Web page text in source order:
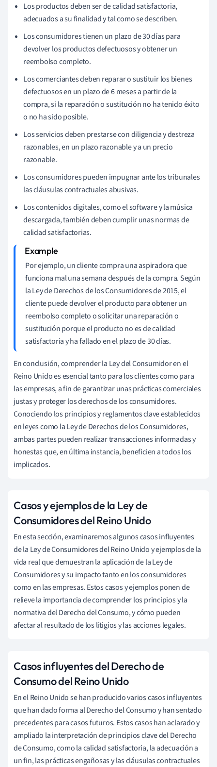
Los productos deben ser de calidad satisfactoria,
adecuados a su finalidad y tal como se describen.
Los consumidores tienen un plazo de 30 días para
devolver los productos defectuosos y obtener un
reembolso completo.
Los comerciantes deben reparar o sustituir los bienes
defectuosos en un plazo de 6 meses a partir de la
compra, si la reparación o sustitución no ha tenido éxito
o no ha sido posible.
Los servicios deben prestarse con diligencia y destreza
razonables, en un plazo razonable y a un precio
razonable.
Los consumidores pueden impugnar ante los tribunales
las cláusulas contractuales abusivas.
Los contenidos digitales, como el software y la música
descargada, también deben cumplir unas normas de
calidad satisfactorias.
Por ejemplo, un cliente compra una aspiradora que
funciona mal una semana después de la compra. Según
la Ley de Derechos de los Consumidores de 2015, el
cliente puede devolver el producto para obtener un
reembolso completo o solicitar una reparación o
sustitución porque el producto no es de calidad
satisfactoria y ha fallado en el plazo de 30 días.
En conclusión, comprender la Ley del Consumidor en el
Reino Unido es esencial tanto para los clientes como para
las empresas, a fin de garantizar unas prácticas comerciales
justas y proteger los derechos de los consumidores.
Conociendo los principios y reglamentos clave establecidos
en leyes como la Ley de Derechos de los Consumidores,
ambas partes pueden realizar transacciones informadas y
honestas que, en última instancia, beneficien a todos los
implicados.
Casos y ejemplos de la Ley de
Consumidores del Reino Unido
En esta sección, examinaremos algunos casos influyentes
de la Ley de Consumidores del Reino Unido y ejemplos de la
vida real que demuestran la aplicación de la Ley de
Consumidores y su impacto tanto en los consumidores
como en las empresas. Estos casos y ejemplos ponen de
relieve la importancia de comprender los principios y la
normativa del Derecho del Consumo, y cómo pueden
afectar al resultado de los litigios y las acciones legales.
Casos influyentes del Derecho de
Consumo del Reino Unido
En el Reino Unido se han producido varios casos influyentes
que han dado forma al Derecho del Consumo y han sentado
precedentes para casos futuros. Estos casos han aclarado y
ampliado la interpretación de principios clave del Derecho
de Consumo, como la calidad satisfactoria, la adecuación a
un fin, las prácticas engañosas y las cláusulas contractuales